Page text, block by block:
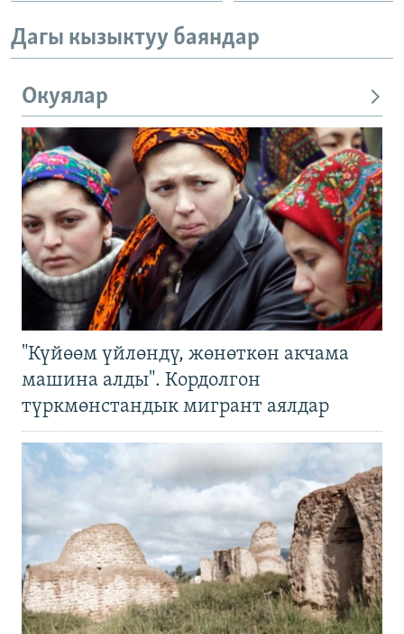
Дагы кызыктуу баяндар
Окуялар
"Күйөөм үйлөндү, жөнөткөн акчама
машина алды". Кордолгон
түркмөнстандык мигрант аялдар